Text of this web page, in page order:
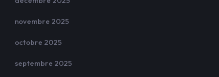
novembre 2025
octobre 2025
septembre 2025